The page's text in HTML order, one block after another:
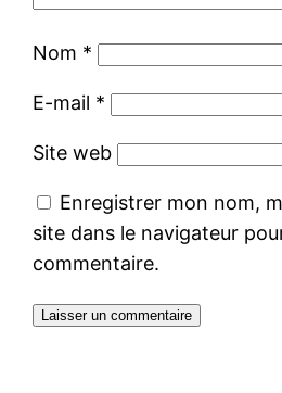
Nom *
E-mail *
Site web
Enregistrer mon nom,
site dans le navigateur
commentaire.